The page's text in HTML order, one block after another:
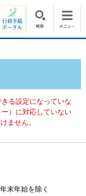
る設定になっていな
）に対応していない
ません。
末年始を除く